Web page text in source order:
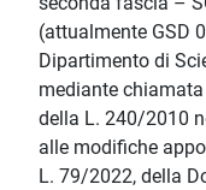
(attualmente GSD
Dipartimento di
mediante
della L. 240/2010
alle modifiche
L. 79/2022, della